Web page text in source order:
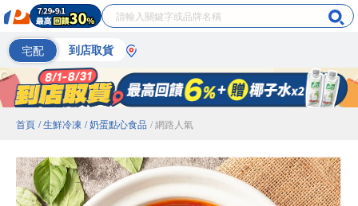
宅配 到店取貨
首頁 / 生鮮冷凍 / 奶蛋點心食品 / 網路人氣